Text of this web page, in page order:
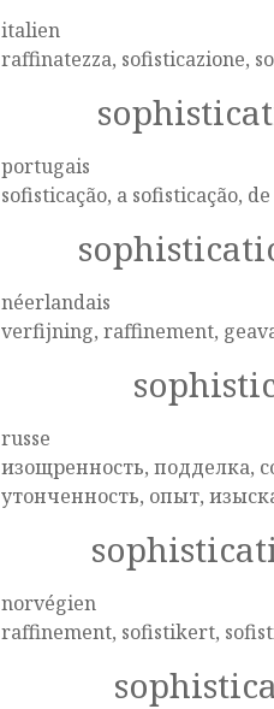
italien
raffinatezza, sofisticazione,
portugais
sofisticação, a sofisticação,
néerlandais
verfijning, raffinement,
russe
изощренность, подделка,
утонченность, опыт,
norvégien
raffinement, sofistikert,